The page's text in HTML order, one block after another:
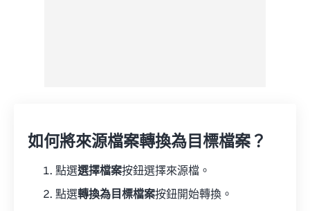
如何將來源檔案轉換為目標檔案？
點選選擇檔案按鈕選擇來源檔。
點選轉換為目標檔案按鈕開始轉換。